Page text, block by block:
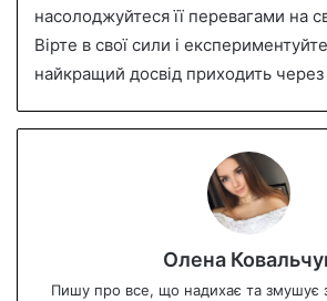
насолоджуйтеся її перевагами на
Вірте в свої сили і
найкращий досвід приходить через
Олена
Пишу про все, що надихає та змушує